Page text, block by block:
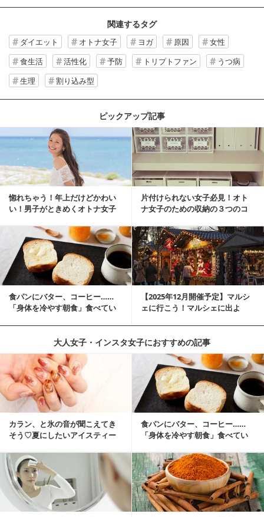
関連するタグ
ダイエット オトナ女子 ヨガ 原因
女性
食生活
活性化 予防 トリプトファン
うつ病
生理
割り込み型
ピックアップ記事
惚れちゃう！年上だけどかわい
い！男子がときめくオトナ女子
片付けられない女子必見！オト
ナ女子のための収納の３つのコ
食パンにバター、コーヒー……
「身体を冷やす朝食」食べてい
【2025年12月開催予定】マルシ
ェに行こう！マルシェに出よ
大人女子・インスタ女子におすすめの記事
カラン、と氷の音が聞こえてき
そう♡夏にしたいアイスティー
食パンにバター、コーヒー……
「身体を冷やす朝食」食べてい